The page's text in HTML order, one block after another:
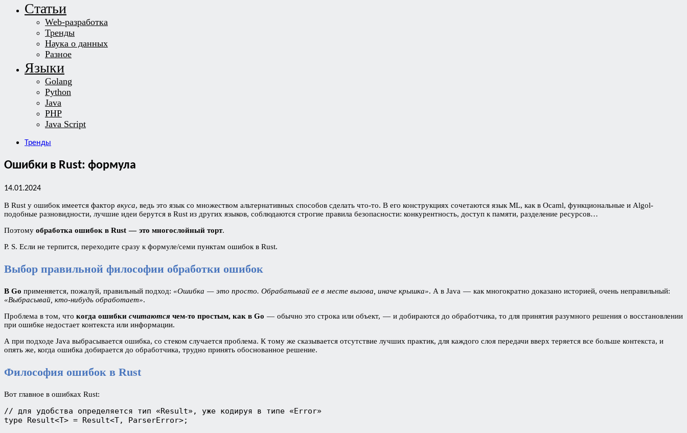
Статьи
Web-разработка
Тренды
Наука о данных
Разное
Языки
Golang
Python
Java
PHP
Java Script
Тренды
Ошибки в Rust: формула
14.01.2024
В Rust у ошибок имеется фактор вкуса, ведь это язык со множеством альтернативных способов сделать что-то. В его конструкциях сочетаются язык ML, как в Ocaml, функциональные и Algol-
подобные разновидности, лучшие идеи берутся в Rust из других языков, соблюдаются строгие правила безопасности: конкурентность, доступ к памяти, разделение ресурсов…
Поэтому обработка ошибок в Rust — это многослойный торт.
P. S. Если не терпится, переходите сразу к формуле/семи пунктам ошибок в Rust.
Выбор правильной философии обработки ошибок
В Go применяется, пожалуй, правильный подход: «Ошибка — это просто. Обрабатывай ее в месте вызова, иначе крышка». А в Java — как многократно доказано историей, очень неправильный:
«Выбрасывай, кто-нибудь обработает».
Проблема в том, что когда ошибки считаются чем-то простым, как в Go — обычно это строка или объект, — и добираются до обработчика, то для принятия разумного решения о восстановлении
при ошибке недостает контекста или информации.
А при подходе Java выбрасывается ошибка, со стеком случается проблема. К тому же сказывается отсутствие лучших практик, для каждого слоя передачи вверх теряется все больше контекста, и
опять же, когда ошибка добирается до обработчика, трудно принять обоснованное решение.
Философия ошибок в Rust
Вот главное в ошибках Rust:
// для удобства определяется тип «Result», уже кодируя в типе «Error»
type Result<T> = Result<T, ParserError>;